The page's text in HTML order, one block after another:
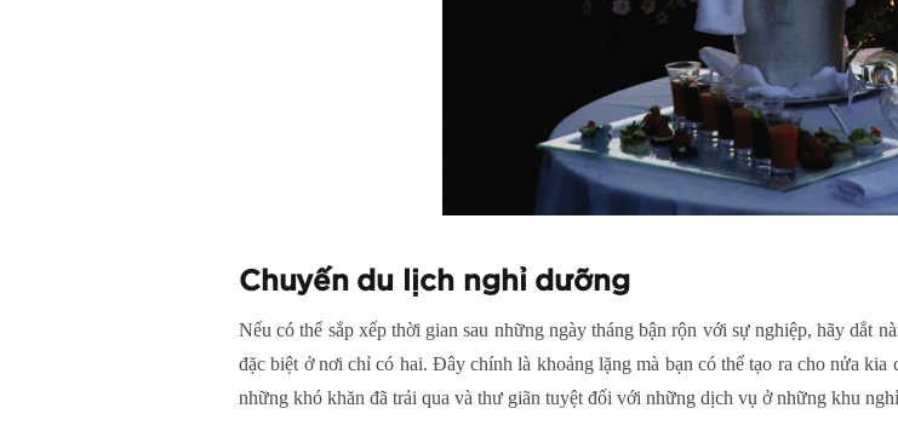
Chuyến du lịch nghỉ dưỡng
Nếu có thể sắp xếp thời gian sau những ngày tháng bận rộn với sự nghiệp, hãy dắt
đặc biệt ở nơi chỉ có hai. Đây chính là khoảng lặng mà bạn có thể tạo ra cho nửa
những khó khăn đã trải qua và thư giãn tuyệt đối với những dịch vụ ở những khu